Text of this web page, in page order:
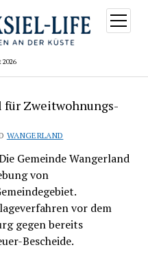
2026
Menü
öffnen
für Zweitwohnungs-
WANGERLAND
Gemeinde Wangerland
von
vor dem
gegen bereits
Bescheide.